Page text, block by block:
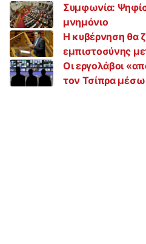
Συμφωνία:
μνημόνιο
Η κυβέρνηση θα
εμπιστοσύνης
Οι εργολάβοι
τον Τσίπρα